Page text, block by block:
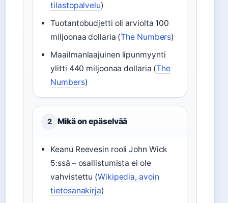
tilastopalvelu)
Tuotantobudjetti oli arviolta 100
miljoonaa dollaria (The Numbers)
Maailmanlaajuinen lipunmyynti
ylitti 440 miljoonaa dollaria (The
Numbers)
2 Mikä on epäselvää
Keanu Reevesin rooli John Wick
5:ssä – osallistumista ei ole
vahvistettu (Wikipedia, avoin
tietosanakirja)